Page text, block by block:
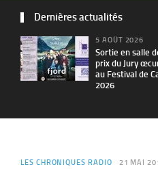
Dernières actualités
5 AOÛT 2026
Sortie en salle
prix du Jury
au Festival de
2026
LES CHRONIQUES RADIO 21 MAI